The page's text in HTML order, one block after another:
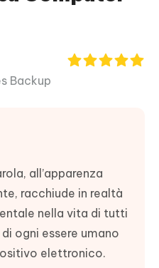
Backup
all’apparenza
racchiude in realtà
nella vita di tutti
ogni essere umano
elettronico.